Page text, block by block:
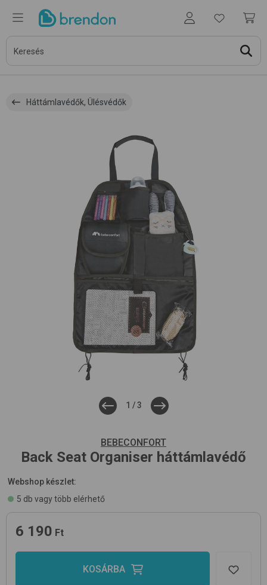
Háttámlavédők, Ülésvédők
1 /3
BEBECONFORT
Back Seat Organiser háttámlavédő
Webshop készlet:
5 db vagy több elérhető
6 190 Ft
KOSÁRBA